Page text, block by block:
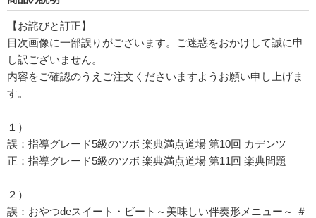
【お詫びと訂正】
目次画像に一部誤りがございます。ご迷惑をおかけして誠に申
し訳ございません。
内容をご確認のうえご注文くださいますようお願い申し上げま
す。
１）
誤：指導グレード5級のツボ 楽典満点道場 第10回 カデンツ
正：指導グレード5級のツボ 楽典満点道場 第11回 楽典問題
２）
誤：おやつdeスイート・ビート～美味しい伴奏形メニュー～ ＃